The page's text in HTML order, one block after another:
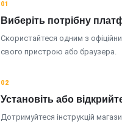
01
Виберіть потрібну
Скористайтеся одним з
свого пристрою або браузера.
02
Установіть або
Дотримуйтеся інструкцій